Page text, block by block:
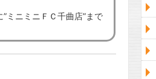
ミニミニＦＣ千曲店”まで